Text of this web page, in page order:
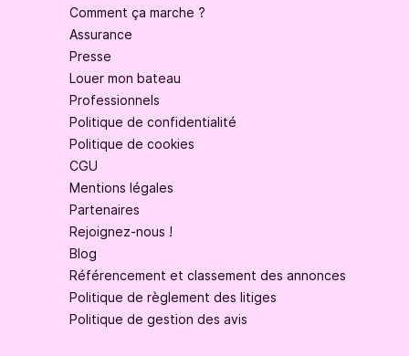
Comment ça marche ?
Assurance
Presse
Louer mon bateau
Professionnels
Politique de confidentialité
Politique de cookies
CGU
Mentions légales
Partenaires
Rejoignez-nous !
Blog
Référencement et classement des annonces
Politique de règlement des litiges
Politique de gestion des avis